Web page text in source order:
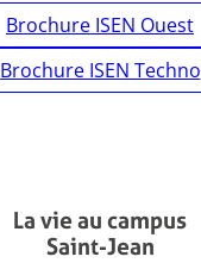
Brochure ISEN Ouest
Brochure ISEN Techno
La vie au campus
Saint-Jean